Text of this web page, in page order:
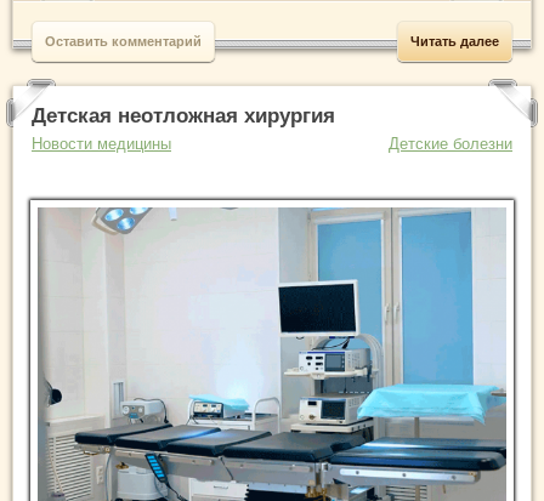
Читать далее
Оставить комментарий
Детская неотложная хирургия
Новости медицины Детские болезни